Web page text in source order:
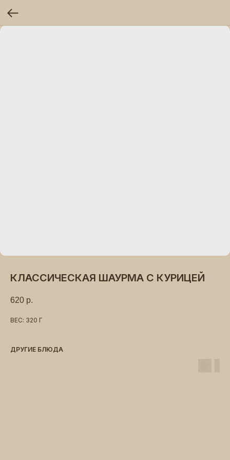
КЛАССИЧЕСКАЯ ШАУРМА С КУРИЦЕЙ
620 р.
ВЕС: 320 Г
ДРУГИЕ БЛЮДА